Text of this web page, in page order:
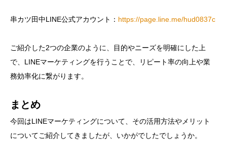
串カツ田中LINE公式アカウント： https://page.line.me/hud0837c
ご紹介した2つの企業のように、目的やニーズを明確にした上
で、LINEマーケティングを行うことで、リピート率の向上や業
務効率化に繋がります。
まとめ
今回はLINEマーケティングについて、その活用方法やメリット
についてご紹介してきましたが、いかがでしたでしょうか。